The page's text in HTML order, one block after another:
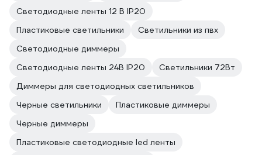
Светодиодные ленты 12 В IP20
Пластиковые светильники
Светильники из пвх
Светодиодные диммеры
Светодиодные ленты 24В IP20
Светильники 72Вт
Диммеры для светодиодных светильников
Черные светильники
Пластиковые диммеры
Черные диммеры
Пластиковые светодиодные led ленты